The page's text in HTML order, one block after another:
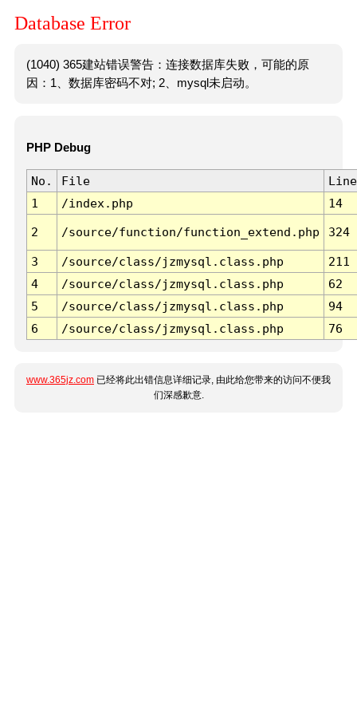
Database Error
(1040) 365建站错误警告：连接数据库失败，可能的原
因：1、数据库密码不对; 2、mysql未启动。
PHP Debug
No. File
Line
1
/index.php 14
2 /source/function/function_extend.php 324
3 /source/class/jzmysql.class.php
211
4
/source/class/jzmysql.class.php
62
5
/source/class/jzmysql.class.php
94
6
/source/class/jzmysql.class.php 76
www.365jz.com 已经将此出错信息详细记录, 由此给您带来的访问不便我
们深感歉意.